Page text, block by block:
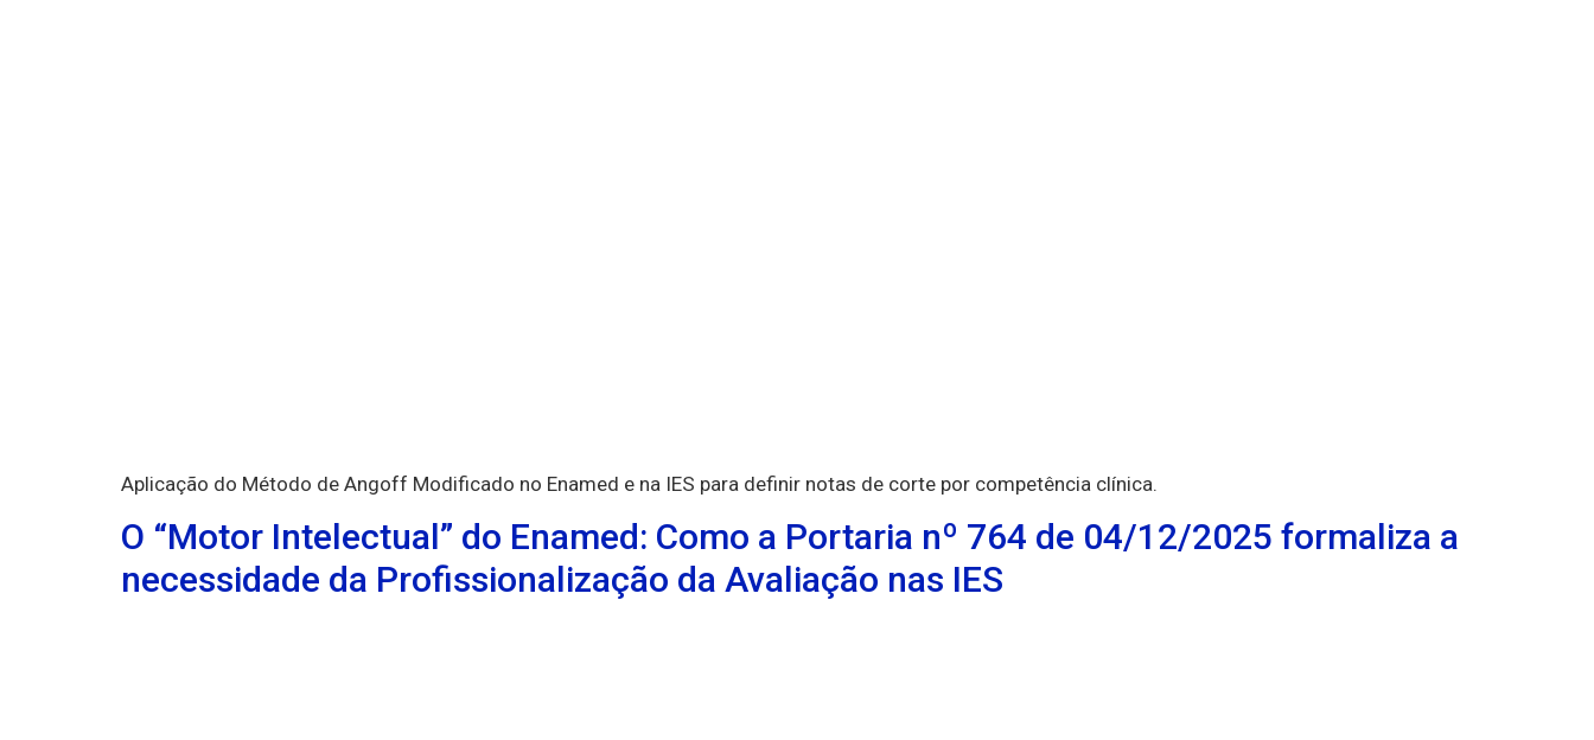
Aplicação do Método de Angoff Modificado no Enamed e na IES para definir notas de corte por competência clínica.
O “Motor Intelectual” do Enamed: Como a Portaria nº 764 de 04/12/2025 formaliza a
necessidade da Profissionalização da Avaliação nas IES